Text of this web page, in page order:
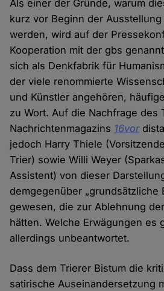
Als einer der Gründe, warum
kurz vor Beginn der
werden, wird auf der
Kooperation mit der gbs
sich als Denkfabrik für
der viele renommierte
und Künstler angehören,
zu Wort. Auf die Nachfrage des
Nachrichtenmagazins 16vor
jedoch Harry Thiele
Trier) sowie Willi Weyer
Assistent) von dieser
demgegenüber „grundsätzliche
gewesen, die zur Ablehnung
hätten. Welche Erwägungen es
allerdings unbeantwortet.
Dass dem Trierer Bistum die
satirische Auseinandersetzung